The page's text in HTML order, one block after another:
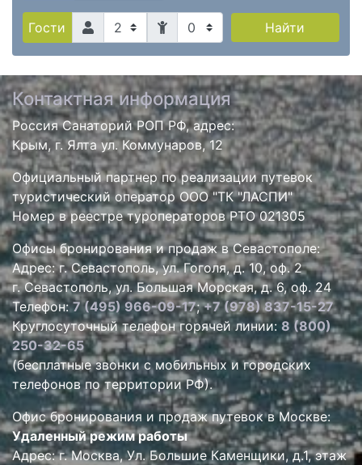
Гости 0 Найти
Контактная информация
Россия Санаторий РОП РФ, адрес:
Крым, г. Ялта ул. Коммунаров, 12
Официальный партнер по реализации путевок
туристический оператор ООО "ТК "ЛАСПИ"
Номер в реестре туроператоров РТО 021305
Офисы бронирования и продаж в Севастополе:
Адрес: г. Севастополь, ул. Гоголя, д. 10, оф. 2
г. Севастополь, ул. Большая Морская, д. 6, оф. 24
Телефон:7 (495) 966-09-17;+7 (978) 837-15-27
Круглосуточный телефон горячей линии: 8 (800)
250-32-65
(бесплатные звонки с мобильных и городских
телефонов по территории РФ).
Офис бронирования и продаж путевок в Москве:
Удаленный режим работы
Адрес: г. Москва, Ул. Большие Каменщики, д.1, этаж